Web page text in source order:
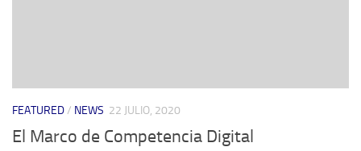
FEATURED/ NEWS 22 JULIO, 2020
El Marco de Competencia Digital